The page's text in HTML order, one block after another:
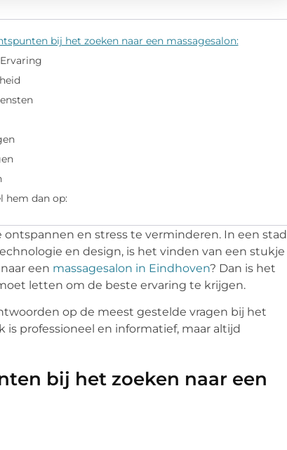
bij het zoeken naar een massagesalon:
hem dan op:
en stress te verminderen. In een stad
en design, is het vinden van een stukje
een massagesalon in Eindhoven? Dan is het
letten om de beste ervaring te krijgen.
op de meest gestelde vragen bij het
is professioneel en informatief, maar altijd
bij het zoeken naar een